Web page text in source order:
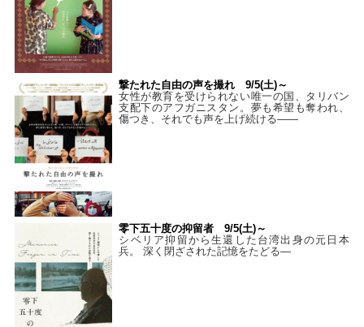
撃たれた自由の声を撮れ 9/5(土)～
女性が教育を受けられない唯一の国、タリバン
支配下のアフガニスタン。夢も希望も奪われ、
傷つき、それでも声を上げ続ける——
零下五十度の抑留者 9/5(土)～
シベリア抑留から生還した台湾出身の元日本
兵。 深く閉ざされた記憶をたどる—